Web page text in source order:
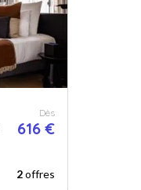
Dès
616 €
2offres